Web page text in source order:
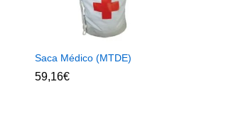
Saca Médico (MTDE)
59,16€